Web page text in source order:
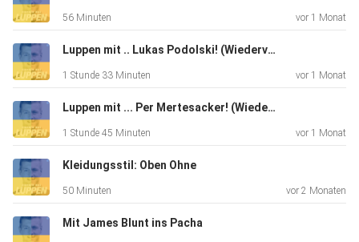
56 Minuten vor 1 Monat
Luppen mit .. Lukas Podolski! (Wiederveröffentlichung)
1 Stunde 33 Minuten vor 1 Monat
Luppen mit ... Per Mertesacker! (Wiederveröffentlichung)
1 Stunde 45 Minuten vor 1 Monat
Kleidungsstil: Oben Ohne
50 Minuten vor 2 Monaten
Mit James Blunt ins Pacha